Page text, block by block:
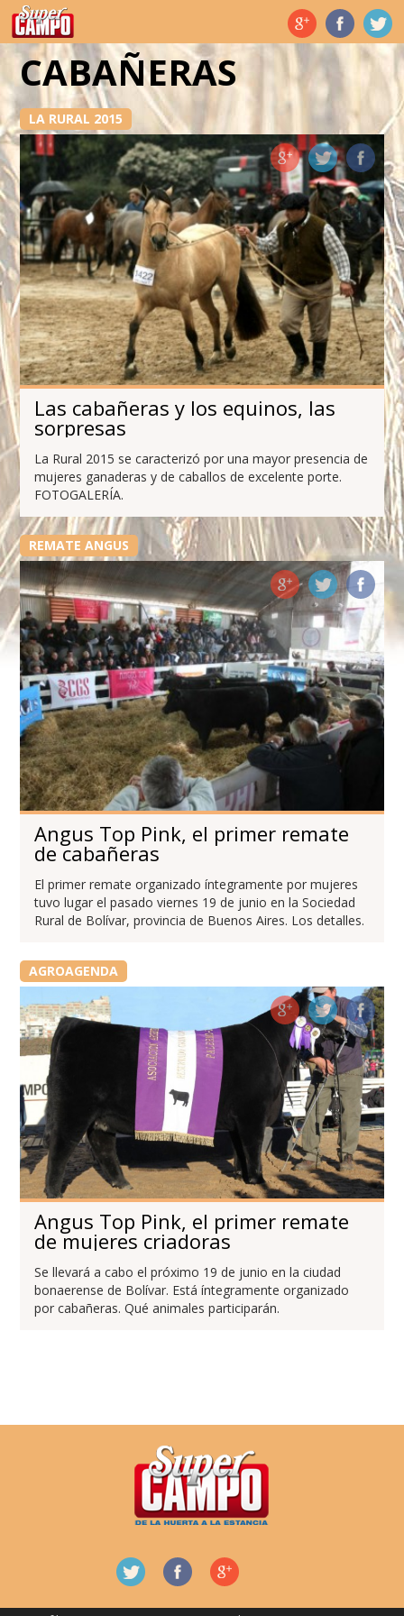
Temas de hoy
CABAÑERAS
LA RURAL 2015
Las cabañeras y los equinos, las
sorpresas
La Rural 2015 se caracterizó por una mayor presencia de
mujeres ganaderas y de caballos de excelente porte.
FOTOGALERÍA.
REMATE ANGUS
Angus Top Pink, el primer remate
de cabañeras
El primer remate organizado íntegramente por mujeres
tuvo lugar el pasado viernes 19 de junio en la Sociedad
Rural de Bolívar, provincia de Buenos Aires. Los detalles.
AGROAGENDA
Angus Top Pink, el primer remate
de mujeres criadoras
Se llevará a cabo el próximo 19 de junio en la ciudad
bonaerense de Bolívar. Está íntegramente organizado
por cabañeras. Qué animales participarán.